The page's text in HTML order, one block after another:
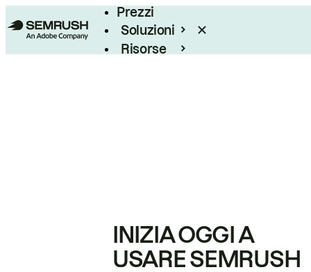
Prezzi
Soluzioni
Risorse
INIZIA OGGI A
USARE SEMRUSH